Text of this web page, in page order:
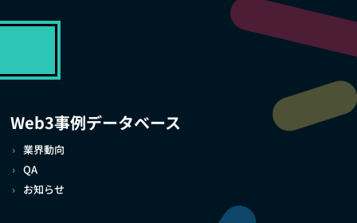
Web3事例データベース
業界動向
QA
お知らせ